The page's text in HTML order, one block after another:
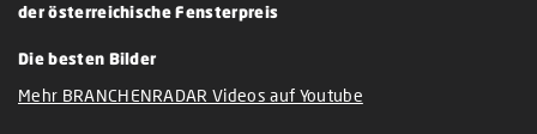
der österreichische Fensterpreis
Die besten Bilder
Mehr BRANCHENRADAR Videos auf Youtube